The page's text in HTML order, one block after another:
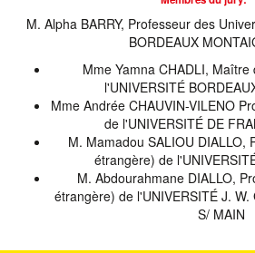
M. Alpha BARRY, Professeur des
BORDEAUX
Mme Yamna CHADLI,
l'UNIVERSITÉ
Mme Andrée CHAUVIN-VILENO
de l'UNIVERSITÉ DE
M. Mamadou SALIOU DIALLO,
étrangère) de
M. Abdourahmane DIALLO,
étrangère) de l'UNIVERSITÉ J.
S/ MAIN